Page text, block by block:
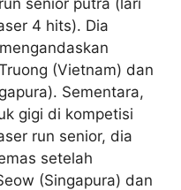
4 hits). Dia
(Vietnam) dan
Sementara,
gigi di kompetisi
run senior, dia
setelah
(Singapura) dan